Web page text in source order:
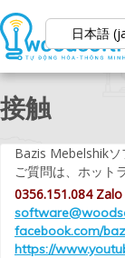
接触
Bazis Mebelshikソ
ご質問は、ホット
0356.151.084 Zalo
facebook.com/
https://
日本語